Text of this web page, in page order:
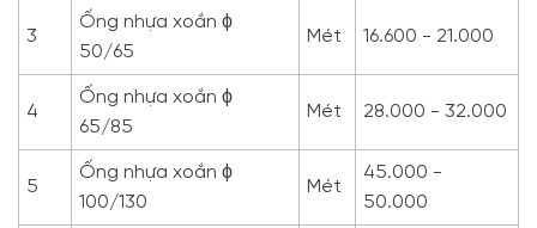
3
Ống nhựa xoắn ϕ
50/65
Mét 16.600 - 21.000
4
Ống nhựa xoắn ϕ
65/85
Mét 28.000 - 32.000
5
Ống nhựa xoắn ϕ
100/130
Mét
45.000 -
50.000